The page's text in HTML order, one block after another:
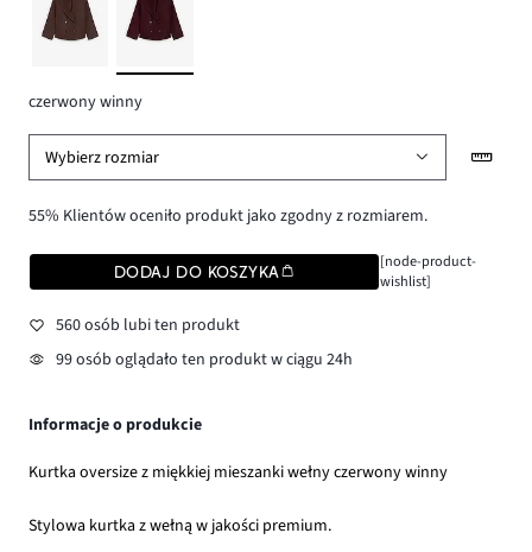
czerwony winny
Wybierz rozmiar
55% Klientów oceniło produkt jako zgodny z rozmiarem.
DODAJ DO KOSZYKA
[node-product-
wishlist]
560 osób lubi ten produkt
99 osób oglądało ten produkt w ciągu 24h
Informacje o produkcie
Kurtka oversize z miękkiej mieszanki wełny czerwony winny
Stylowa kurtka z wełną w jakości premium.